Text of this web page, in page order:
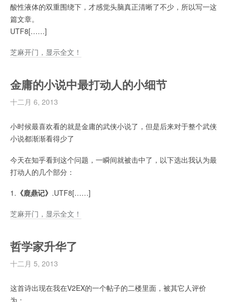
酸性液体的双重围绕下，才感觉头脑真正清晰了不少，所以写一这
篇文章。
UTF8[……]
芝麻开门，显示全文！
金庸的小说中最打动人的小细节
十二月 6, 2013
小时候最喜欢看的就是金庸的武侠小说了，但是后来对于整个武侠
小说都渐渐看得少了
今天在知乎看到这个问题，一瞬间就被击中了，以下选出我认为最
打动人的几个部分：
1. 《鹿鼎记》 .UTF8[……]
芝麻开门，显示全文！
哲学家升华了
十二月 5, 2013
这首诗出现在我在V2EX的一个帖子的二楼里面，被其它人评价